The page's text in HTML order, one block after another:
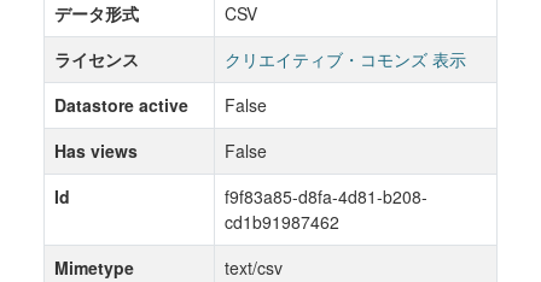
データ形式
CSV
ライセンス
クリエイティブ・コモンズ 表示
Datastore active
False
Has views
False
Id
f9f83a85-d8fa-4d81-b208-
cd1b91987462
Mimetype
text/csv